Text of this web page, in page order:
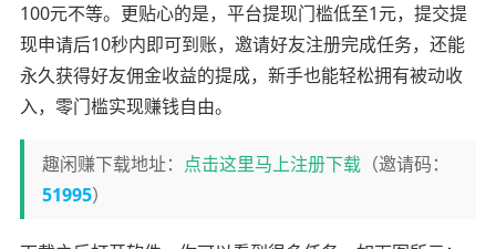
100元不等。更贴心的是，平台提现门槛低至1元，提交提
现申请后10秒内即可到账，邀请好友注册完成任务，还能
永久获得好友佣金收益的提成，新手也能轻松拥有被动收
入，零门槛实现赚钱自由。
趣闲赚下载地址： 点击这里马上注册下载（邀请码：
51995）